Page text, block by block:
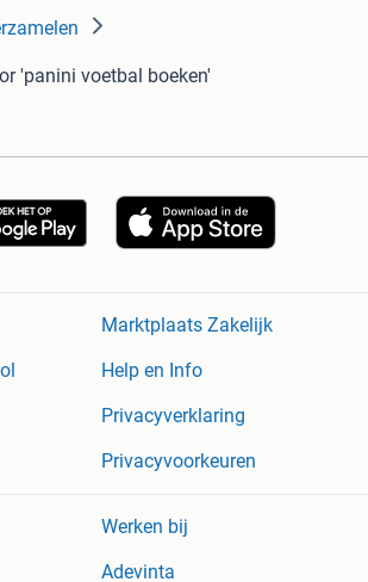
'panini voetbal boeken'
Marktplaats Zakelijk
Help en Info
Privacyverklaring
Privacyvoorkeuren
Werken bij
Adevinta